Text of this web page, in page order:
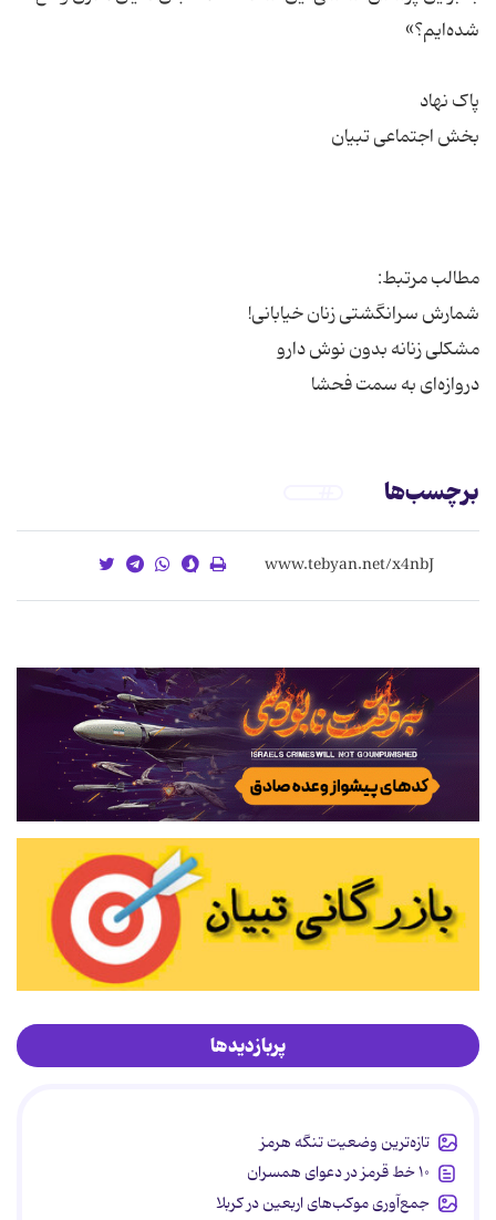
برچسب‌ها
پربازدیدها
تازه‌ترین وضعیت تنگه هرمز
۱۰ خط قرمز در دعوای همسران
جمع‌آوری موکب‌های اربعین در کربلا